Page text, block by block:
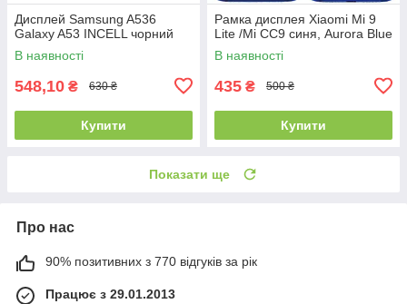
Дисплей Samsung A536
Galaxy A53 INCELL чорний
В наявності
548,10 ₴ 630 ₴
Купити
Рамка дисплея Xiaomi Mi 9
Lite /Mi CC9 синя, Aurora Blue
В наявності
435 ₴ 500 ₴
Купити
Показати ще
Про нас
90% позитивних з 770 відгуків за рік
Працює з 29.01.2013